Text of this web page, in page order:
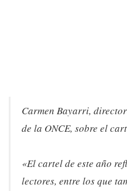
Carmen Bayarri,
de la ONCE, sobre el
«El cartel de este año
lectores, entre los que